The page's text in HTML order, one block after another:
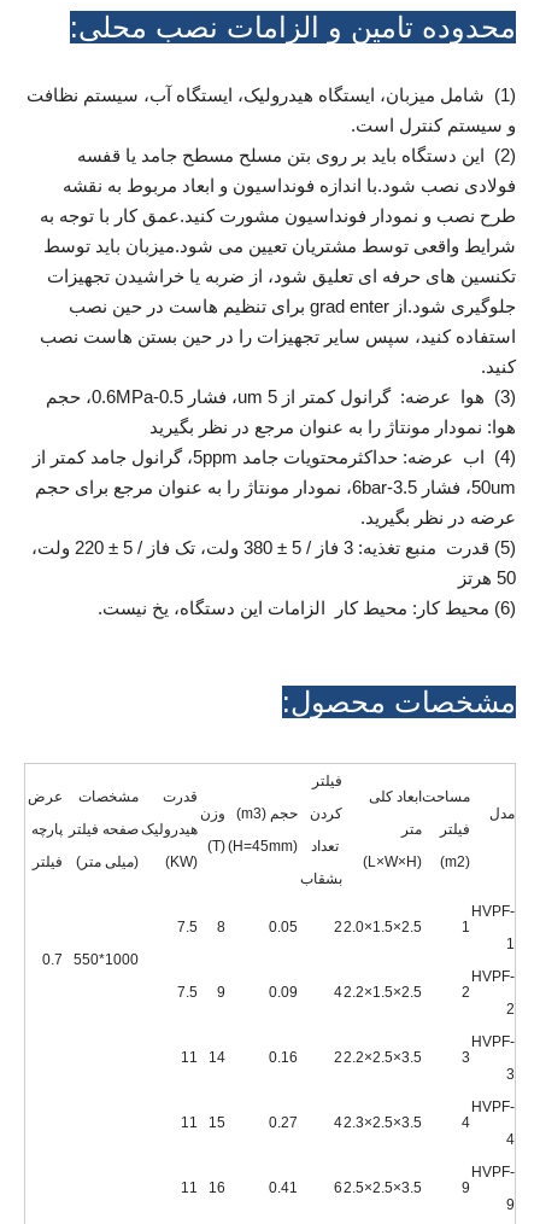
محدوده تامین و الزامات نصب محلی:
(1) شامل میزبان، ایستگاه هیدرولیک، ایستگاه آب، سیستم نظافت
و سیستم کنترل است.
(2) این دستگاه باید بر روی بتن مسلح مسطح جامد یا قفسه
فولادی نصب شود.با اندازه فونداسیون و ابعاد مربوط به نقشه
طرح نصب و نمودار فونداسیون مشورت کنید.عمق کار با توجه به
شرایط واقعی توسط مشتریان تعیین می شود.میزبان باید توسط
تکنسین های حرفه ای تعلیق شود، از ضربه یا خراشیدن تجهیزات
جلوگیری شود.از grad enter برای تنظیم هاست در حین نصب
استفاده کنید، سپس سایر تجهیزات را در حین بستن هاست نصب
کنید.
(3) هوا عرضه: گرانول کمتر از 5 um، فشار 0.5-0.6MPa، حجم
هوا: نمودار مونتاژ را به عنوان مرجع در نظر بگیرید
(4) اب عرضه: حداکثرمحتویات جامد 5ppm، گرانول جامد کمتر از
50um، فشار 3.5-6bar، نمودار مونتاژ را به عنوان مرجع برای حجم
عرضه در نظر بگیرید.
(5) قدرت منبع تغذیه: 3 فاز / 5 ± 380 ولت، تک فاز / 5 ± 220 ولت،
50 هرتز
(6) محیط کار: محیط کار الزامات این دستگاه، یخ نیست.
مشخصات محصول:
مدل
مساحت
فیلتر
(m2)
ابعاد کلی
متر
(L×W×H)
فیلتر
کردن
تعداد
بشقاب
حجم (m3)
(H=45mm)
وزن
(T)
قدرت
هیدرولیک
(KW)
مشخصات
صفحه فیلتر
(میلی متر)
عرض
پارچه
فیلتر
HVPF-
1
1
2.5×1.5×2.0
2
0.05
8
7.5
1000*550
0.7
HVPF-
2
2
2.5×1.5×2.2
4
0.09
9
7.5
HVPF-
3
3
3.5×2.5×2.2
2
0.16
14
11
HVPF-
4
4
3.5×2.5×2.3
4
0.27
15
11
HVPF-
9
9
3.5×2.5×2.5
6
0.41
16
11